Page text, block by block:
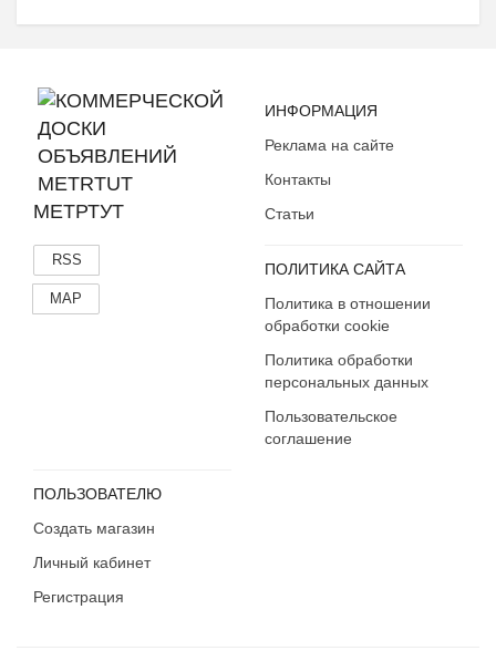
Мониторы
Сетевое оборудование
ТВ-тюнеры
Флэшки и карты памяти
МЕТРТУТ
RSS
MAP
ИНФОРМАЦИЯ
Реклама на сайте
Контакты
Статьи
ПОЛИТИКА САЙТА
Политика в отношении
обработки cookie
Политика обработки
персональных данных
Пользовательское
соглашение
ПОЛЬЗОВАТЕЛЮ
Создать магазин
Личный кабинет
Регистрация